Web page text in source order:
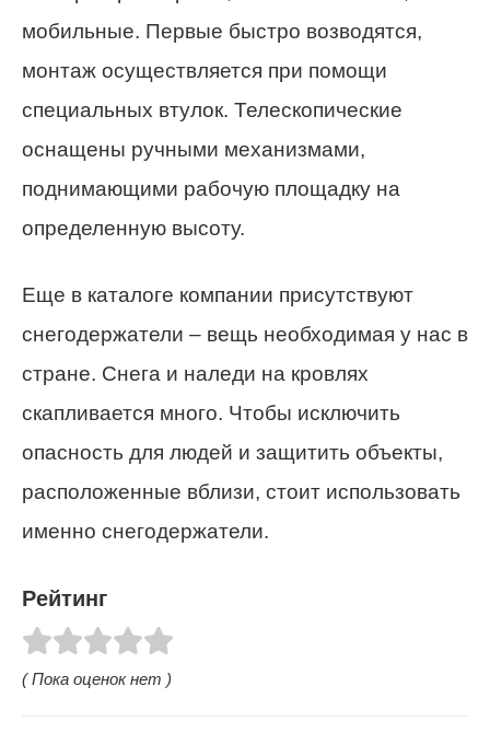
мобильные. Первые быстро возводятся,
монтаж осуществляется при помощи
специальных втулок. Телескопические
оснащены ручными механизмами,
поднимающими рабочую площадку на
определенную высоту.
Еще в каталоге компании присутствуют
снегодержатели – вещь необходимая у нас в
стране. Снега и наледи на кровлях
скапливается много. Чтобы исключить
опасность для людей и защитить объекты,
расположенные вблизи, стоит использовать
именно снегодержатели.
Рейтинг
( Пока оценок нет )